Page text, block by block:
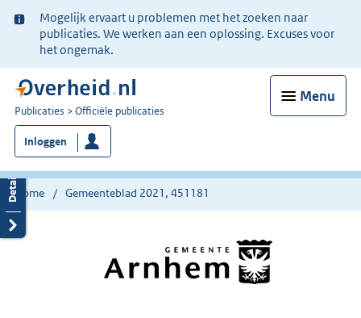
Ter
informatie:
Mogelijk ervaart u problemen met het zoeken naar
publicaties. We werken aan een oplossing. Excuses voor
het ongemak.
Menu
U
bent
nu
hier:
Publicaties Officiële publicaties
Inloggen
Home Gemeenteblad 2021, 451181